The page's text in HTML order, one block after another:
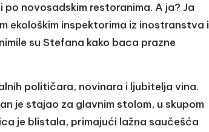
novosadskim restoranima. A ja? Ja
ekološkim inspektorima iz inostranstva i
su Stefana kako baca prazne
političara, novinara i ljubitelja vina.
je stajao za glavnim stolom, u skupom
je blistala, primajući lažna saučešća